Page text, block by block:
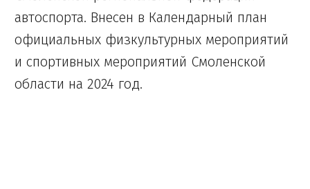
автоспорта. Внесен в Календарный план
официальных физкультурных мероприятий
и спортивных мероприятий Смоленской
области на 2024 год.